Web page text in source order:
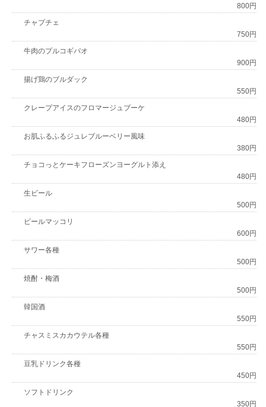
800円
チャプチェ
750円
牛肉のプルコギパオ
900円
揚げ鶏のブルダック
550円
クレープアイスのフロマージュブーケ
480円
お肌ふるふるジュレブルーベリー風味
380円
チョコっとケーキフローズンヨーグルト添え
480円
生ビール
500円
ビールマッコリ
600円
サワー各種
500円
焼酎・梅酒
500円
韓国酒
550円
チャスミスカカウテル各種
550円
豆乳ドリンク各種
450円
ソフトドリンク
350円